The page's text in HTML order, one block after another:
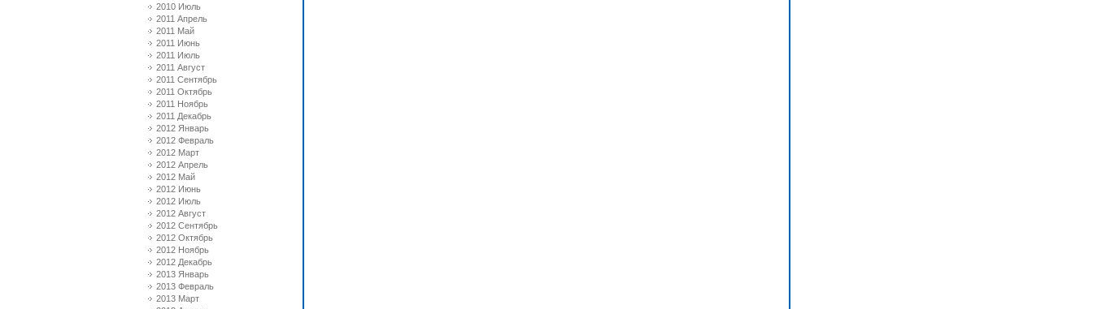
2010 Июль
2011 Апрель
2011 Май
2011 Июнь
2011 Июль
2011 Август
2011 Сентябрь
2011 Октябрь
2011 Ноябрь
2011 Декабрь
2012 Январь
2012 Февраль
2012 Март
2012 Апрель
2012 Май
2012 Июнь
2012 Июль
2012 Август
2012 Сентябрь
2012 Октябрь
2012 Ноябрь
2012 Декабрь
2013 Январь
2013 Февраль
2013 Март